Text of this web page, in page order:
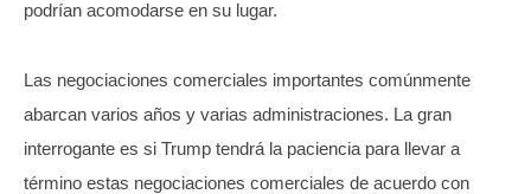
podrían acomodarse en su lugar.
Las negociaciones comerciales importantes comúnmente
abarcan varios años y varias administraciones. La gran
interrogante es si Trump tendrá la paciencia para llevar a
término estas negociaciones comerciales de acuerdo con